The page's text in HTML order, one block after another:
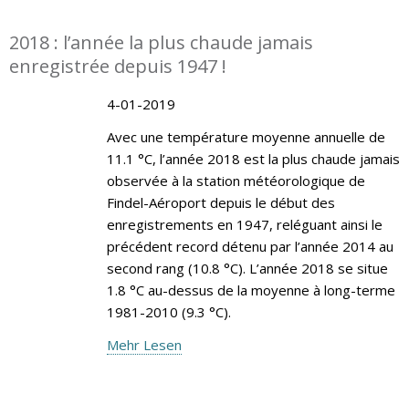
2018 : l’année la plus chaude jamais
enregistrée depuis 1947 !
4-01-2019
Avec une température moyenne annuelle de
11.1 °C, l’année 2018 est la plus chaude jamais
observée à la station météorologique de
Findel-Aéroport depuis le début des
enregistrements en 1947, reléguant ainsi le
précédent record détenu par l’année 2014 au
second rang (10.8 °C). L’année 2018 se situe
1.8 °C au-dessus de la moyenne à long-terme
1981-2010 (9.3 °C).
Mehr Lesen